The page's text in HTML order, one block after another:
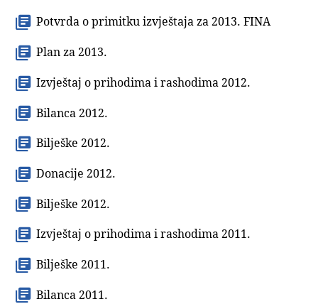
Potvrda o primitku izvještaja za 2013. FINA
Plan za 2013.
Izvještaj o prihodima i rashodima 2012.
Bilanca 2012.
Bilješke 2012.
Donacije 2012.
Bilješke 2012.
Izvještaj o prihodima i rashodima 2011.
Bilješke 2011.
Bilanca 2011.